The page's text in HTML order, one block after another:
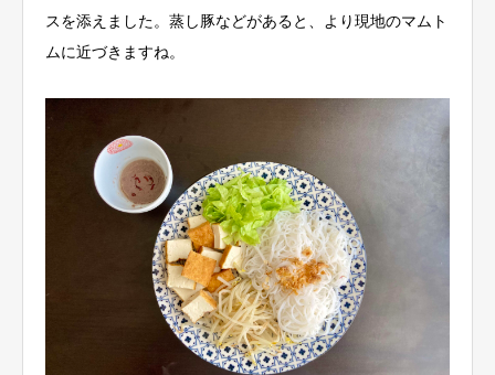
スを添えました。蒸し豚などがあると、より現地のマムト
ムに近づきますね。